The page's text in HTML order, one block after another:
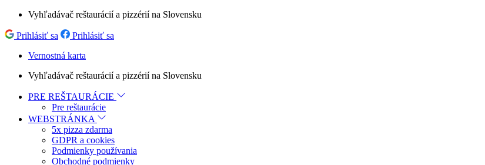
Vyhľadávač reštaurácií a pizzérií na Slovensku
Prihlásiť sa
Prihlásiť sa
Vernostná karta
Vyhľadávač reštaurácií a pizzérií na Slovensku
PRE REŠTAURÁCIE
Pre reštaurácie
WEBSTRÁNKA
5x pizza zdarma
GDPR a cookies
Podmienky používania
Obchodné podmienky